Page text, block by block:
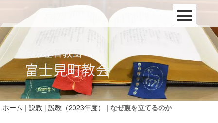
ホーム | 説教 | 説教（2023年度） | なぜ腹を立てるのか